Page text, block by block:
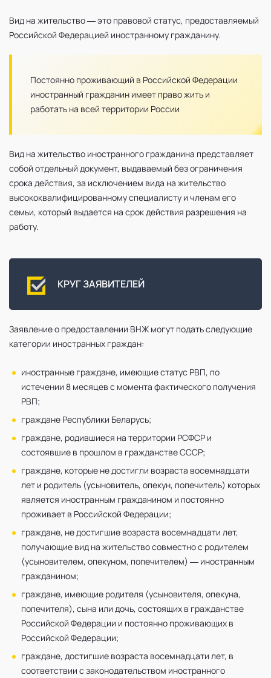
Вид на жительство — это правовой статус, предоставляемый
Российской Федерацией иностранному гражданину.
Постоянно проживающий в Российской Федерации
иностранный гражданин имеет право жить и
работать на всей территории России
Вид на жительство иностранного гражданина представляет
собой отдельный документ, выдаваемый без ограничения
срока действия, за исключением вида на жительство
высококвалифицированному специалисту и членам его
семьи, который выдается на срок действия разрешения на
работу.
КРУГ ЗАЯВИТЕЛЕЙ
Заявление о предоставлении ВНЖ могут подать следующие
категории иностранных граждан:
иностранные граждане, имеющие статус РВП, по
истечении 8 месяцев с момента фактического получения
РВП;
граждане Республики Беларусь;
граждане, родившиеся на территории РСФСР и
состоявшие в прошлом в гражданстве СССР;
граждане, которые не достигли возраста восемнадцати
лет и родитель (усыновитель, опекун, попечитель) которых
является иностранным гражданином и постоянно
проживает в Российской Федерации;
граждане, не достигшие возраста восемнадцати лет,
получающие вид на жительство совместно с родителем
(усыновителем, опекуном, попечителем) — иностранным
гражданином;
граждане, имеющие родителя (усыновителя, опекуна,
попечителя), сына или дочь, состоящих в гражданстве
Российской Федерации и постоянно проживающих в
Российской Федерации;
граждане, достигшие возраста восемнадцати лет, в
соответствии с законодательством иностранного